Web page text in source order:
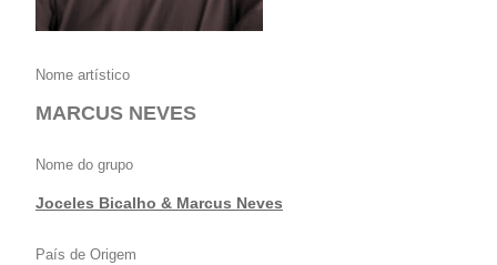
Nome artístico
MARCUS NEVES
Nome do grupo
Joceles Bicalho & Marcus Neves
País de Origem